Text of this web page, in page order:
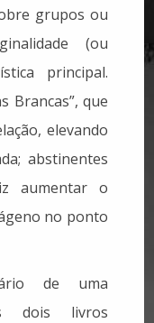
grupos ou
(ou
principal.
Brancas”, que
elevando
abstinentes
aumentar o
no ponto
de uma
dois livros